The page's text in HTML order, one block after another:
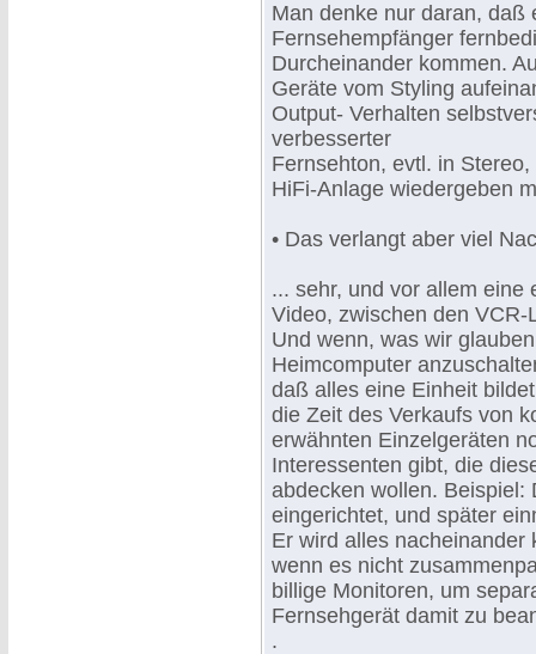
Man denke nur daran, daß
Fernsehempfänger
Durcheinander kommen.
Geräte vom Styling
Output- Verhalten
verbesserter
Fernsehton, evtl. in
HiFi-Anlage wiedergeben
• Das verlangt aber viel
... sehr, und vor allem eine
Video, zwischen den
Und wenn, was wir
Heimcomputer
daß alles eine Einheit
die Zeit des Verkaufs von
erwähnten Einzelgeräten
Interessenten gibt, die
abdecken wollen. Beispiel:
eingerichtet, und später
Er wird alles nacheinander
wenn es nicht
billige Monitoren, um
Fernsehgerät damit zu
.